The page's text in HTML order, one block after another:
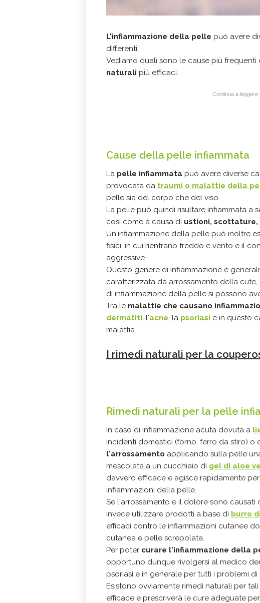
L'infiammazione della pelle può avere
differenti.
Vediamo quali sono le cause più frequenti
naturali più efficaci.
Continua a leggere
Cause della pelle infiammata
La pelle infiammata può avere diverse
provocata da traumi o malattie della
pelle sia del corpo che del viso.
La pelle può quindi risultare infiammata a
così come a causa di ustioni, scottature,
Un'infiammazione della pelle può inoltre
fisici, in cui rientrano freddo e vento e il
aggressive.
Questo genere di infiammazione è
caratterizzata da arrossamento della
di infiammazione della pelle si possono
Tra le malattie che causano
dermatiti, l'acne, la psoriasi e in questo
malattia.
I rimedi naturali per la
Rimedi naturali per la pelle
In caso di infiammazione acuta dovuta a
incidenti domestici (forno, ferro da stiro) o
l'arrossamento applicando sulla pelle
mescolata a un cucchiaio di gel di aloe
davvero efficace e agisce rapidamente
infiammazioni della pelle.
Se l'arrossamento e il dolore sono
invece utilizzare prodotti a base di burro
efficaci contro le infiammazioni cutanee
cutanea e pelle screpolata.
Per poter curare l'infiammazione della
opportuno dunque rivolgersi al medico
psoriasi e in generale per tutti i problemi
Esistono ovviamente rimedi naturali per
efficace e prescriverà le cure adeguate